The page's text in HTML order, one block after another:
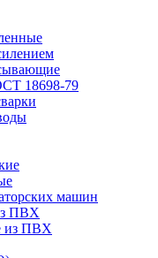
18698-79
машин
ПВХ
из ПВХ